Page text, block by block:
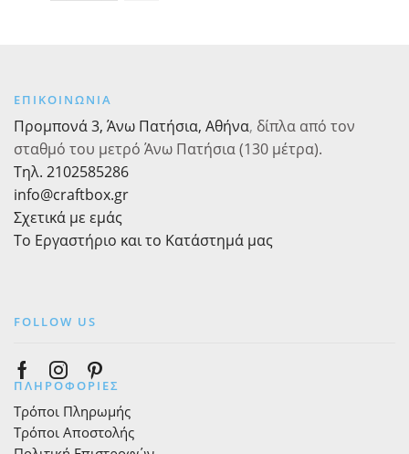
Bueno,
Ροζ
Ματ,
700gr
ΕΠΙΚΟΙΝΩΝΙΑ
Προμπονά 3, Άνω Πατήσια, Αθήνα, δίπλα από τον
σταθμό του μετρό Άνω Πατήσια (130 μέτρα).
Τηλ. 2102585286
info@craftbox.gr
Σχετικά με εμάς
Το Εργαστήριο και το Κατάστημά μας
FOLLOW US
Facebook
Instagram
Pinterest
ΠΛΗΡΟΦΟΡΙΕΣ
Τρόποι Πληρωμής
Τρόποι Αποστολής